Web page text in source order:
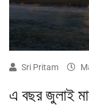
Sri Pritam
এ বছর জুলাই